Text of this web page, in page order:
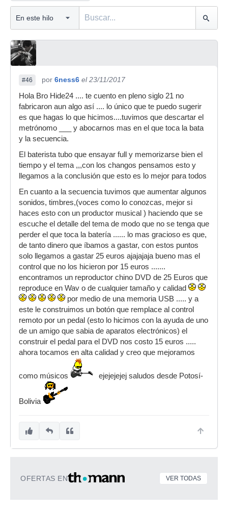
#46 por 6ness6 el 23/11/2017
Hola Bro Hide24 .... te cuento en pleno siglo 21 no
fabricaron aun algo así .... lo único que te puedo sugerir
es que hagas lo que hicimos....tuvimos que descartar el
metrónomo ___ y abocarnos mas en el que toca la bata
y la secuencia.
El baterista tubo que ensayar full y memorizarse bien el
tiempo y el tema ,,,con los changos pensamos esto y
llegamos a la conclusión que esto es lo mejor para todos
En cuanto a la secuencia tuvimos que aumentar algunos
sonidos, timbres,(voces como lo conozcas, mejor si
haces esto con un productor musical ) haciendo que se
escuche el detalle del tema de modo que no se tenga que
perder el que toca la batería ...... lo mas gracioso es que,
de tanto dinero que íbamos a gastar, con estos puntos
solo llegamos a gastar 25 euros ajajajaja bueno mas el
control que no los hicieron por 15 euros .......
encontramos un reproductor chino DVD de 25 Euros que
reproduce en Wav o de cualquier tamaño y calidad
por medio de una memoria USB ..... y a
este le construimos un botón que remplace al control
remoto por un pedal (esto lo hicimos con la ayuda de uno
de un amigo que sabia de aparatos electrónicos) el
construir el pedal para el DVD nos costo 15 euros .....
ahora tocamos en alta calidad y creo que mejoramos
como músicos ejejejejej saludos desde Potosí-
Bolivia
OFERTAS EN VER TODAS